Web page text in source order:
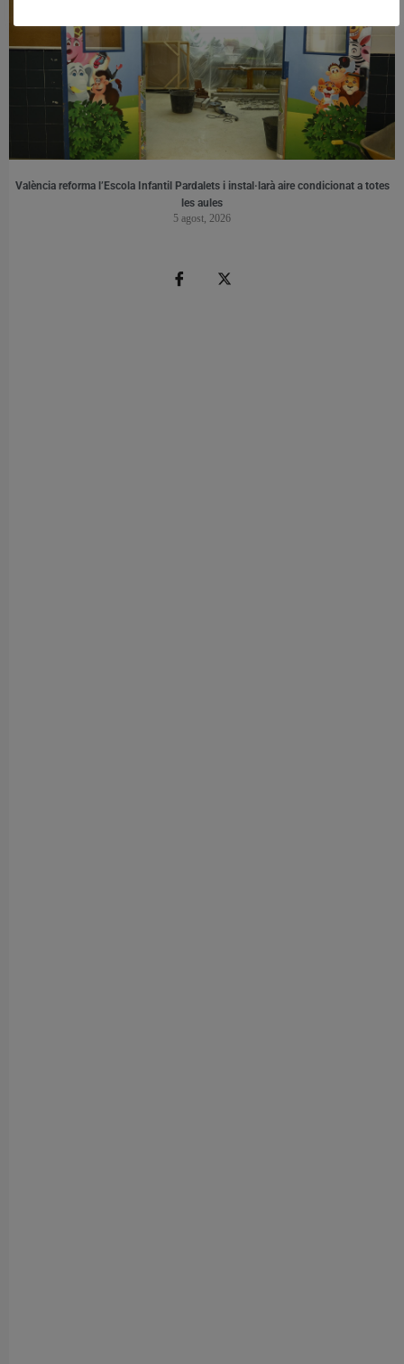
València reforma l’Escola Infantil Pardalets i instal·larà aire condicionat a totes
les aules
5 agost, 2026